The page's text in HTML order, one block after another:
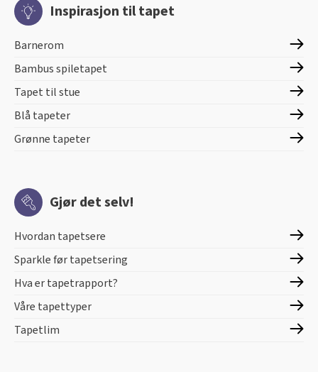
Inspirasjon til tapet
Barnerom
Bambus spiletapet
Tapet til stue
Blå tapeter
Grønne tapeter
Gjør det selv!
Hvordan tapetsere
Sparkle før tapetsering
Hva er tapetrapport?
Våre tapettyper
Tapetlim